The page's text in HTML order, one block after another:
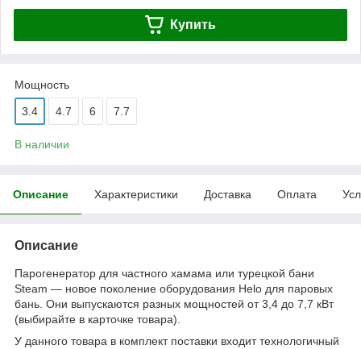
Купить
Мощность
3.4 4.7 6 7.7
В наличии
Описание Характеристики Доставка Оплата
Описание
Парогенератор для частного хамама или турецкой бани
Steam — новое поколение оборудования Helo для паровых
бань. Они выпускаются разных мощностей от 3,4 до 7,7 кВт
(выбирайте в карточке товара).
У данного товара в комплект поставки входит технологичный